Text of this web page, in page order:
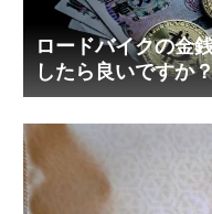
ロードバイクの金
したら良いですか